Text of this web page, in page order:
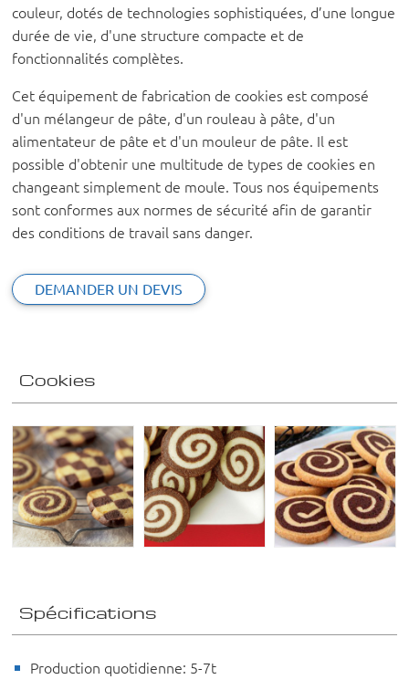
couleur, dotés de technologies sophistiquées, d’une longue
durée de vie, d'une structure compacte et de
fonctionnalités complètes.
Cet équipement de fabrication de cookies est composé
d'un mélangeur de pâte, d'un rouleau à pâte, d'un
alimentateur de pâte et d'un mouleur de pâte. Il est
possible d'obtenir une multitude de types de cookies en
changeant simplement de moule. Tous nos équipements
sont conformes aux normes de sécurité afin de garantir
des conditions de travail sans danger.
DEMANDER UN DEVIS
Cookies
Spécifications
Production quotidienne: 5-7t